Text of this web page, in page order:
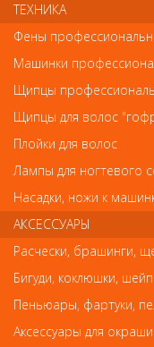
Так же советуем
Шпильки,
Клипсы
ТЕХНИКА
Фены
Машинки
Щипцы
Щипцы для волос
Плойки для волос
Лампы для ногтевого
Насадки, ножи к
АКСЕССУАРЫ
Расчески, брашинги,
Бигуди, коклюшки,
Пеньюары, фартуки,
Аксессуары для